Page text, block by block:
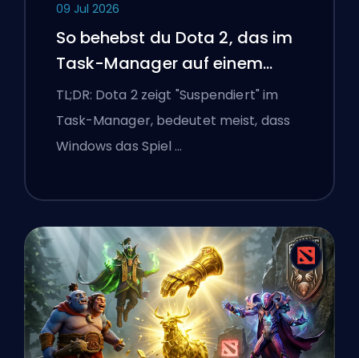
09 Jul 2026
So behebst du Dota 2, das im
Task-Manager auf einem
Windows-Laptop suspendiert
ist
TL;DR: Dota 2 zeigt "Suspendiert" im
Task-Manager, bedeutet meist, dass
Windows das Spiel …